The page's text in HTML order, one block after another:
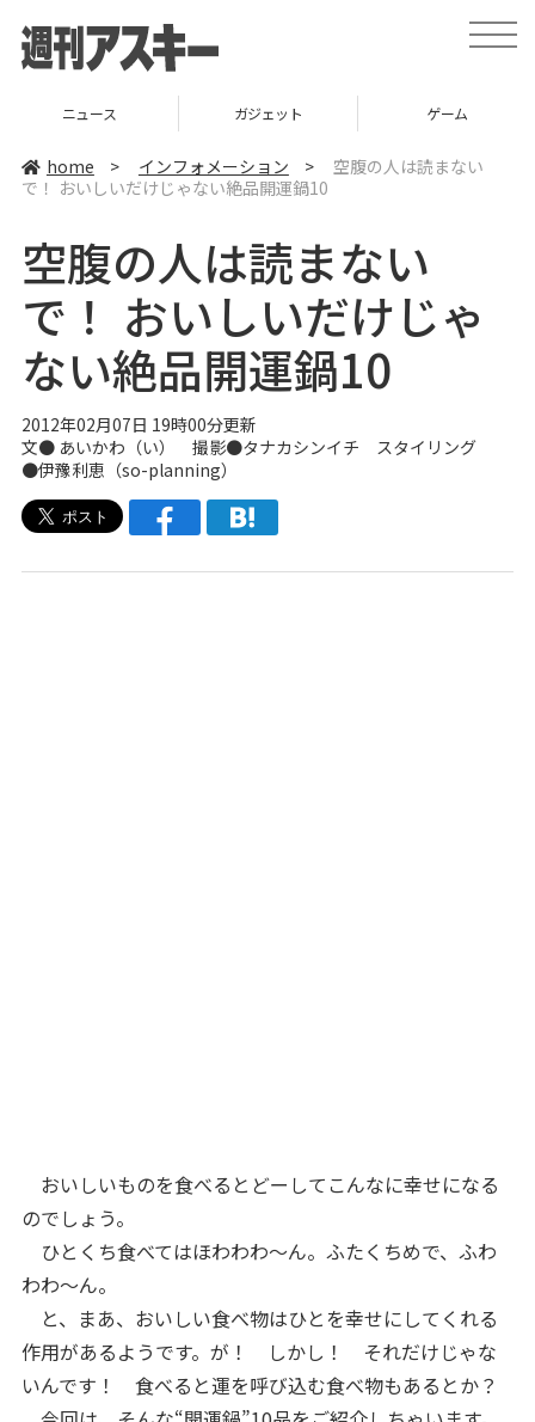
t
o
ニュース ガジェット ゲーム
home > インフォメーション >
空腹の人は読まない
で！ おいしいだけじゃない絶品開運鍋10
空腹の人は読まない
で！ おいしいだけじゃ
ない絶品開運鍋10
2012年02月07日 19時00分更新
文● あいかわ（い）
撮影●タナカシンイチ スタイリング
●伊豫利恵（so-planning）
おいしいものを食べるとどーしてこんなに幸せになる
のでしょう。
ひとくち食べてはほわわわ～ん。ふたくちめで、ふわ
わわ～ん。
と、まあ、おいしい食べ物はひとを幸せにしてくれる
作用があるようです。が！ しかし！ それだけじゃな
いんです！ 食べると運を呼び込む食べ物もあるとか？